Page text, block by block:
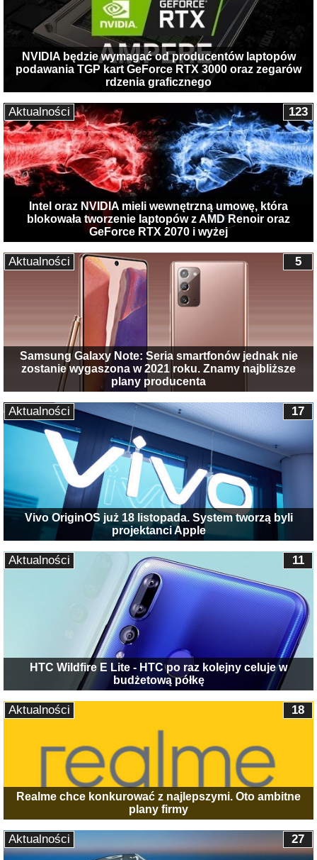
NVIDIA będzie wymagać od producentów laptopów
podawania TGP kart GeForce RTX 3000 oraz zegarów
rdzenia graficznego
Intel oraz NVIDIA mieli wewnętrzną umowę, która
blokowała tworzenie laptopów z AMD Renoir oraz
GeForce RTX 2070 i wyżej
123
Aktualności
Samsung Galaxy Note: Seria smartfonów jednak nie
zostanie wygaszona w 2021 roku. Znamy najbliższe
plany producenta
5
Aktualności
Vivo OriginOS już 18 listopada. System tworzą byli
projektanci Apple
17
Aktualności
HTC Wildfire E Lite - HTC po raz kolejny celuje w
budżetową półkę
11
Aktualności
Realme chce konkurować z najlepszymi. Oto ambitne
plany firmy
18
Aktualności
27
Aktualności